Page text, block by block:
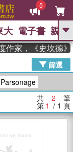
5
GO
The Odyssey 、
是一群喵 、 暑期
臺灣漫遊錄
輝時代 、 數學女
偉大的迷走神經
大 電子書 親子
家，《史坎德
篩選
共 2 筆
第 1 / 1 頁